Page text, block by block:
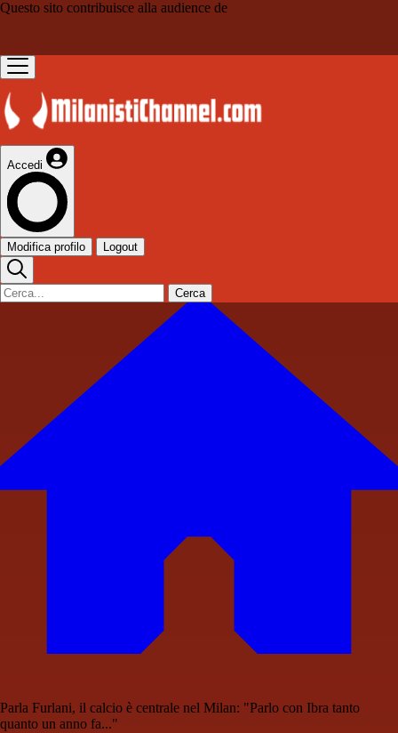
Questo sito contribuisce alla audience de
Accedi
Modifica profilo Logout
Cerca
Parla Furlani, il calcio è centrale nel Milan: "Parlo con Ibra tanto
quanto un anno fa..."